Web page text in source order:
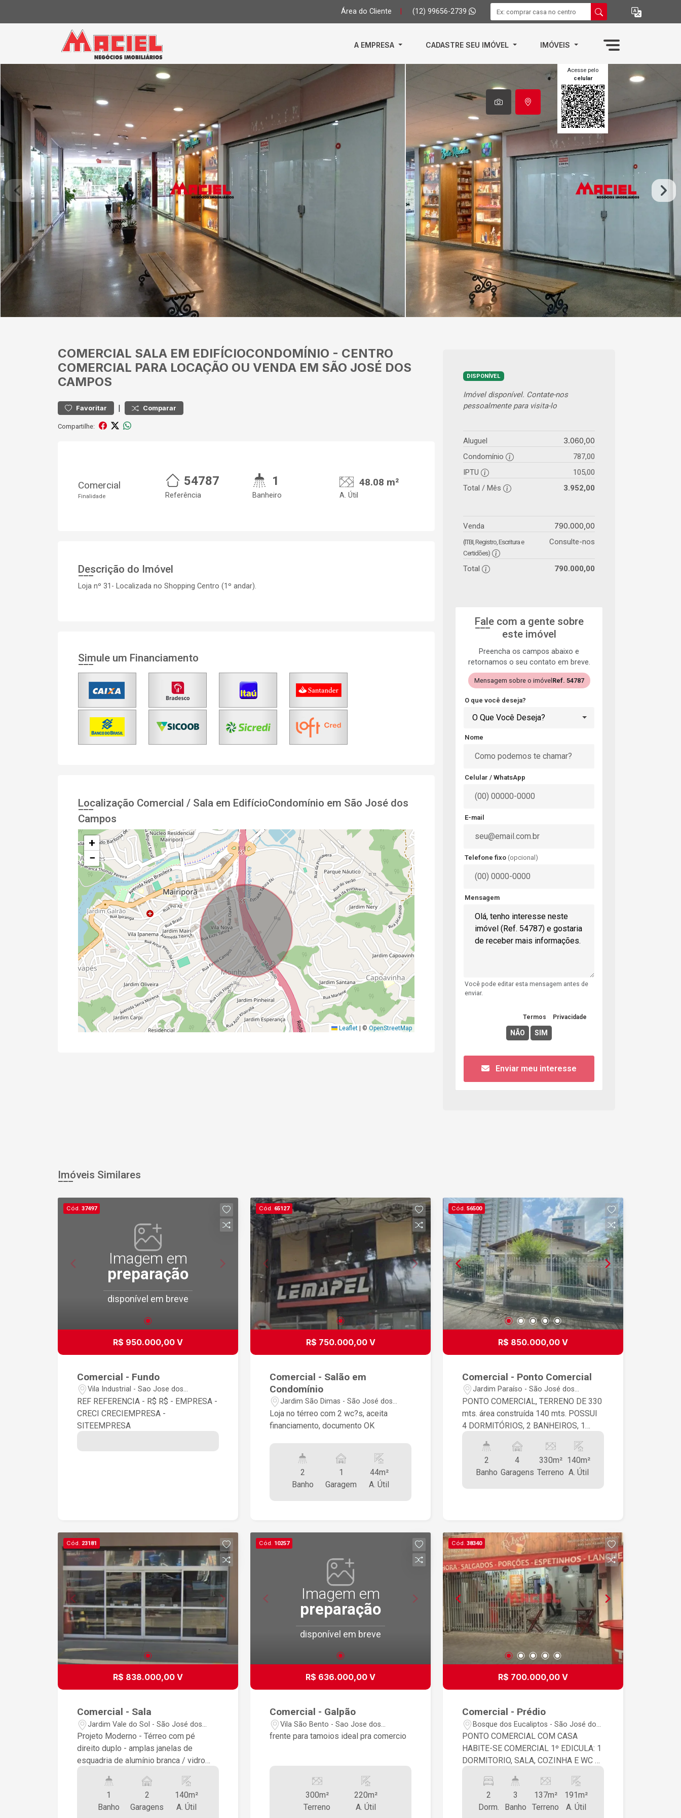
Área do Cliente (12) 99656-2739
A EMPRESA CADASTRE SEU IMÓVEL IMÓVEIS
Acesse pelo
celular
COMERCIAL SALA EM EDIFÍCIOCONDOMÍNIO - CENTRO
COMERCIAL PARA LOCAÇÃO OU VENDA EM SÃO JOSÉ DOS
CAMPOS
Favoritar | Comparar
Compartilhe:
Comercial
Finalidade
54787
Referência
1
Banheiro
48.08 m²
A. Útil
Descrição do Imóvel
Loja nº 31- Localizada no Shopping Centro (1º andar).
Simule um Financiamento
Localização Comercial / Sala em EdifícioCondomínio em São José dos
Campos
+
−
Leaflet © OpenStreetMap
DISPONÍVEL
Imóvel disponível. Contate-nos
pessoalmente para visita-lo
Aluguel 3.060,00
Condomínio
787,00
IPTU
105,00
Total / Mês
3.952,00
Venda 790.000,00
(ITBI, Registro, Escritura e
Certidões)
Consulte-nos
Total 790.000,00
Fale com a gente sobre
este imóvel
Preencha os campos abaixo e
retornamos o seu contato em breve.
Mensagem sobre o imóvel Ref. 54787
O que você deseja?
O Que Você Deseja?
Nome
Celular / WhatsApp
E-mail
Telefone fixo (opcional)
Mensagem
Você pode editar esta mensagem antes de
enviar.
Termos Privacidade
Enviar meu interesse
Imóveis Similares
Cód. 37497
Imagem em
preparação
disponível em breve
R$ 950.000,00 V
Comercial - Fundo
Vila Industrial - Sao Jose dos
Campos/SP
REF REFERENCIA - R$ R$ - EMPRESA -
CRECI CRECIEMPRESA -
SITEEMPRESA
Cód. 65127
R$ 750.000,00 V
Comercial - Salão em
Condomínio
Jardim São Dimas - São José dos
Campos/SP
Loja no térreo com 2 wc?s, aceita
financiamento, documento OK
2
Banho
1
Garagem
44m²
A. Útil
Cód. 56500
R$ 850.000,00 V
Comercial - Ponto Comercial
Jardim Paraíso - São José dos
Campos/SP
PONTO COMERCIAL, TERRENO DE 330
mts. área construída 140 mts. POSSUI
4 DORMITÓRIOS, 2 BANHEIROS, 1
COPA, QUINTAL, GARAGEM PARA 4
VEÍCULOS. PROXIMO AO SHOPING
ORIENTE, ACEITA PERMUTA POR
2
Banho
4
Garagens
330m²
Terreno
140m²
A. Útil
Cód. 23181
R$ 838.000,00 V
Comercial - Sala
Jardim Vale do Sol - São José dos
Campos/SP
Projeto Moderno - Térreo com pé
direito duplo - amplas janelas de
esquadria de alumínio branca / vidro
iluminação de LED com design - 02
sanitários completos para deficientes -
ar condicionado inferior/superior -
1
Banho
2
Garagens
140m²
A. Útil
Cód. 10257
Imagem em
preparação
disponível em breve
R$ 636.000,00 V
Comercial - Galpão
Vila São Bento - Sao Jose dos
Campos/SP
frente para tamoios ideal pra comercio
300m²
Terreno
220m²
A. Útil
Cód. 38340
R$ 700.000,00 V
Comercial - Prédio
Bosque dos Eucaliptos - São José dos
Campos/SP
PONTO COMERCIAL COM CASA
HABITE-SE COMERCIAL 1º EDICULA: 1
DORMITORIO, SALA, COZINHA E WC 2º
COZINHA E WC
2
Dorm.
3
Banho
137m²
Terreno
191m²
A. Útil